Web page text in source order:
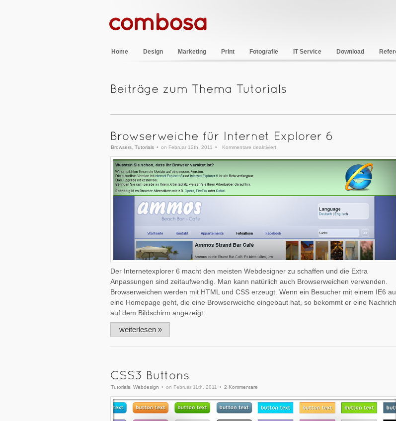
Home Design Marketing Print Fotografie IT Service Download
Browsers Tutorials • on Februar 12th, 2011 • Kommentare deaktiviert
Browserweiche
Der Internetexplorer 6 macht den meisten Webdesigner zu schaffen und die Extra
Anpassungen sind zeitaufwendig. Man kann natürlich auch Browserweichen verwenden.
Browserweichen werden mit HTML und CSS erzeugt. Wenn ein Besucher mit einem IE6
eine Homepage geht, die eine Browserweiche eingebaut hat, so bekommt er eine
auf dem Bildschirm angezeigt.
weiterlesen »
Tutorials Webdesign • on Februar 11th, 2011 • 2 Kommentare